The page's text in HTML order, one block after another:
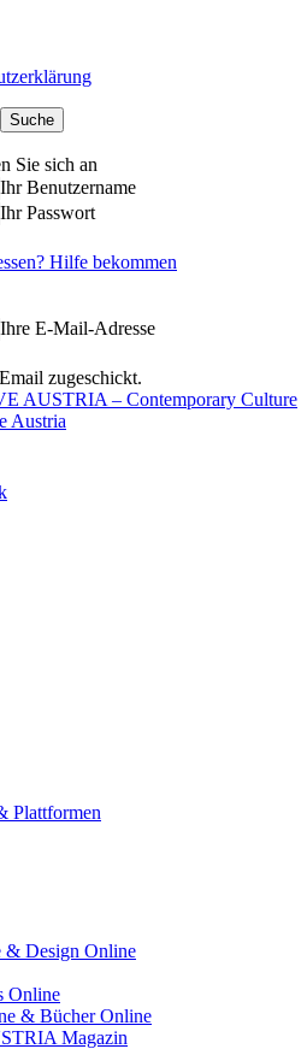
Sie sich an
Ihr Benutzername
Ihr Passwort
Hilfe bekommen
Ihre E-Mail-Adresse
zugeschickt.
AUSTRIA – Contemporary Culture
Plattformen
& Design Online
Online
& Bücher Online
Magazin